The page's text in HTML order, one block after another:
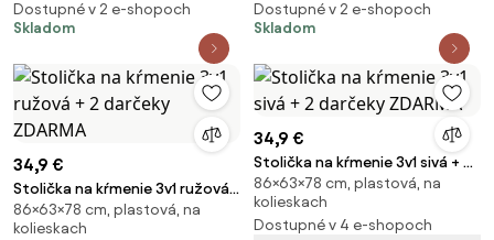
Dostupné v 2 e-shopoch
Skladom
Dostupné v 2 e-shopoch
Skladom
34,9 €
Stolička na kŕmenie 3v1 ružová
+ 2 darčeky ZDARMA
86×63×78 cm, plastová, na
kolieskach
34,9 €
Stolička na kŕmenie 3v1 sivá + 2
darčeky ZDARMA
86×63×78 cm, plastová, na
kolieskach
Dostupné v 4 e-shopoch